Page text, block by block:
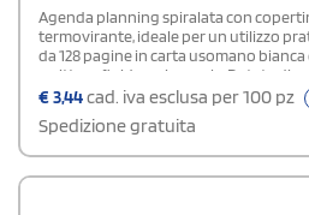
Agenda planning spiralata con
termovirante, ideale per un utilizzo
da 128 pagine in carta usomano
scrittura fluida e piacevole. Dotata di
per organizzare gli impegni quotidiani
€3,44cad. iva esclusa per 100 pz
Spedizione gratuita